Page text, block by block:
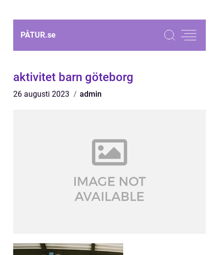
PÅTUR.se
aktivitet barn göteborg
26 augusti 2023 admin